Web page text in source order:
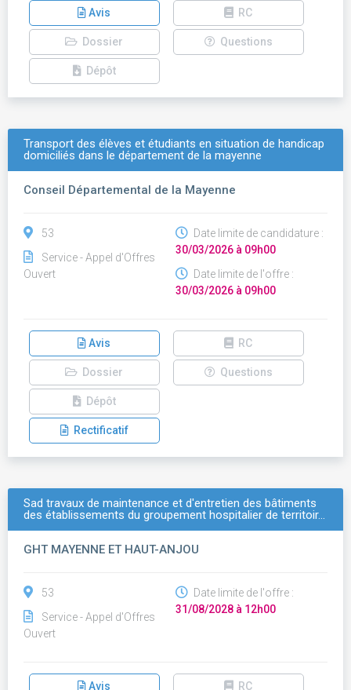
Avis RC
Dossier Questions
Dépôt
Transport des élèves et étudiants en situation de handicap
domiciliés dans le département de la mayenne
Conseil Départemental de la Mayenne
53
Service - Appel d'Offres
Ouvert
Date limite de candidature :
30/03/2026 à 09h00
Date limite de l'offre :
30/03/2026 à 09h00
Avis RC
Dossier Questions
Dépôt
Rectificatif
Sad travaux de maintenance et d'entretien des bâtiments
des établissements du groupement hospitalier de territoir…
GHT MAYENNE ET HAUT-ANJOU
53
Service - Appel d'Offres
Ouvert
Date limite de l'offre :
31/08/2028 à 12h00
Avis RC